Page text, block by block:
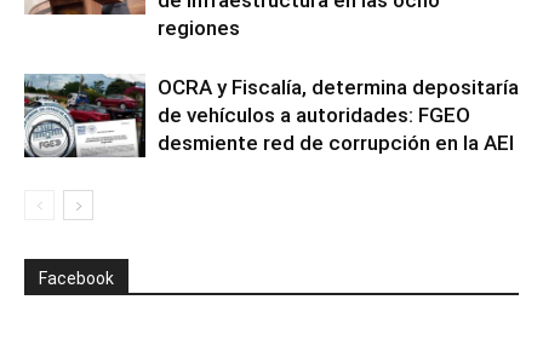
regiones
OCRA y Fiscalía, determina depositaría
de vehículos a autoridades: FGEO
desmiente red de corrupción en la AEI
Facebook